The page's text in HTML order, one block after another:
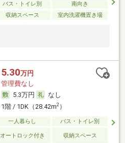
バス・トイレ別
南向き
収納スペース 室内洗濯機置き場
5.30万円
管理費なし
5.3万円
なし
1階 / 1DK（28.42m2）
一人暮らし
バス・トイレ別
オートロック付き 収納スペース